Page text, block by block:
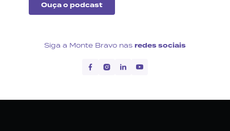
Ouça o podcast
Siga a Monte Bravo nas redes sociais